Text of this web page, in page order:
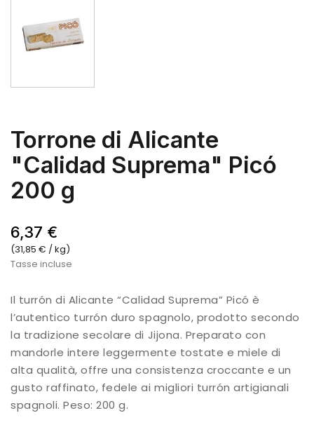
Torrone di Alicante
"Calidad Suprema" Picó
200 g
6,37 €
(31,85 € / kg)
Tasse incluse
Il turrón di Alicante “Calidad Suprema” Picó è
l’autentico turrón duro spagnolo, prodotto secondo
la tradizione secolare di Jijona. Preparato con
mandorle intere leggermente tostate e miele di
alta qualità, offre una consistenza croccante e un
gusto raffinato, fedele ai migliori turrón artigianali
spagnoli. Peso: 200 g.